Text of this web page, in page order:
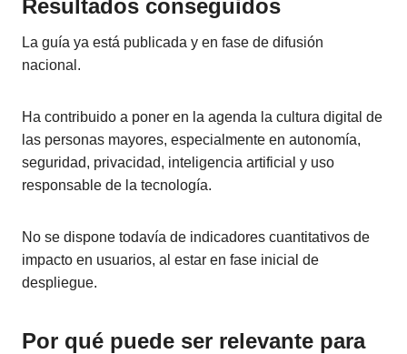
Resultados conseguidos
La guía ya está publicada y en fase de difusión
nacional.
Ha contribuido a poner en la agenda la cultura digital de
las personas mayores, especialmente en autonomía,
seguridad, privacidad, inteligencia artificial y uso
responsable de la tecnología.
No se dispone todavía de indicadores cuantitativos de
impacto en usuarios, al estar en fase inicial de
despliegue.
Por qué puede ser relevante para